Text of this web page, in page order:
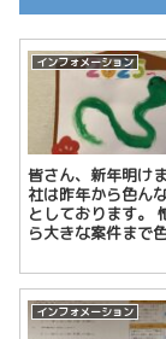
インフォメーション
皆さん、新年明け
社は昨年から色ん
としております。
ら大きな案件まで
インフォメーション